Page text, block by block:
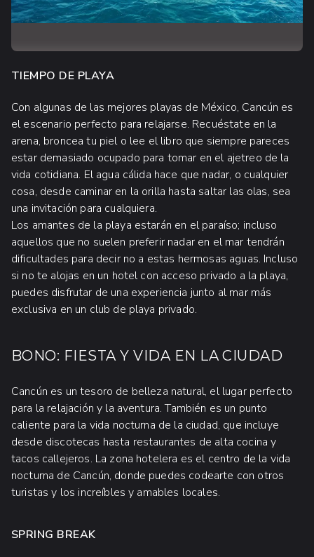
TIEMPO DE PLAYA
Con algunas de las mejores playas de México, Cancún es
el escenario perfecto para relajarse. Recuéstate en la
arena, broncea tu piel o lee el libro que siempre pareces
estar demasiado ocupado para tomar en el ajetreo de la
vida cotidiana. El agua cálida hace que nadar, o cualquier
cosa, desde caminar en la orilla hasta saltar las olas, sea
una invitación para cualquiera.
Los amantes de la playa estarán en el paraíso; incluso
aquellos que no suelen preferir nadar en el mar tendrán
dificultades para decir no a estas hermosas aguas. Incluso
si no te alojas en un hotel con acceso privado a la playa,
puedes disfrutar de una experiencia junto al mar más
exclusiva en un club de playa privado.
BONO: FIESTA Y VIDA EN LA CIUDAD
Cancún es un tesoro de belleza natural, el lugar perfecto
para la relajación y la aventura. También es un punto
caliente para la vida nocturna de la ciudad, que incluye
desde discotecas hasta restaurantes de alta cocina y
tacos callejeros. La zona hotelera es el centro de la vida
nocturna de Cancún, donde puedes codearte con otros
turistas y los increíbles y amables locales.
SPRING BREAK